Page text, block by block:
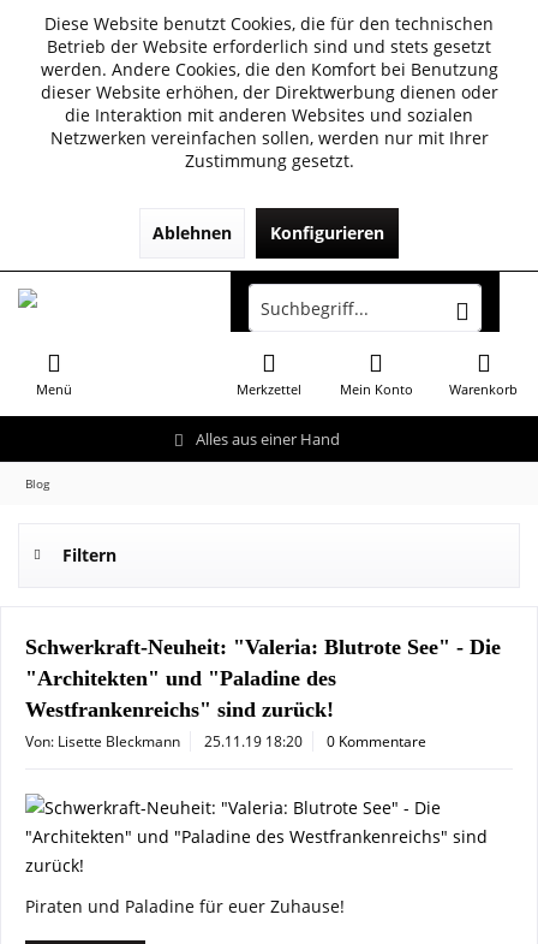
Diese Website benutzt Cookies, die für den technischen
Betrieb der Website erforderlich sind und stets gesetzt
werden. Andere Cookies, die den Komfort bei Benutzung
dieser Website erhöhen, der Direktwerbung dienen oder
die Interaktion mit anderen Websites und sozialen
Netzwerken vereinfachen sollen, werden nur mit Ihrer
Zustimmung gesetzt.
Ablehnen Konfigurieren
Alles aus einer Hand
Menü Warenkorb
Merkzettel Mein Konto
Blog
Filtern
Schwerkraft-Neuheit: "Valeria: Blutrote See" - Die
"Architekten" und "Paladine des
Westfrankenreichs" sind zurück!
Von: Lisette Bleckmann 25.11.19 18:20 0 Kommentare
Piraten und Paladine für euer Zuhause!